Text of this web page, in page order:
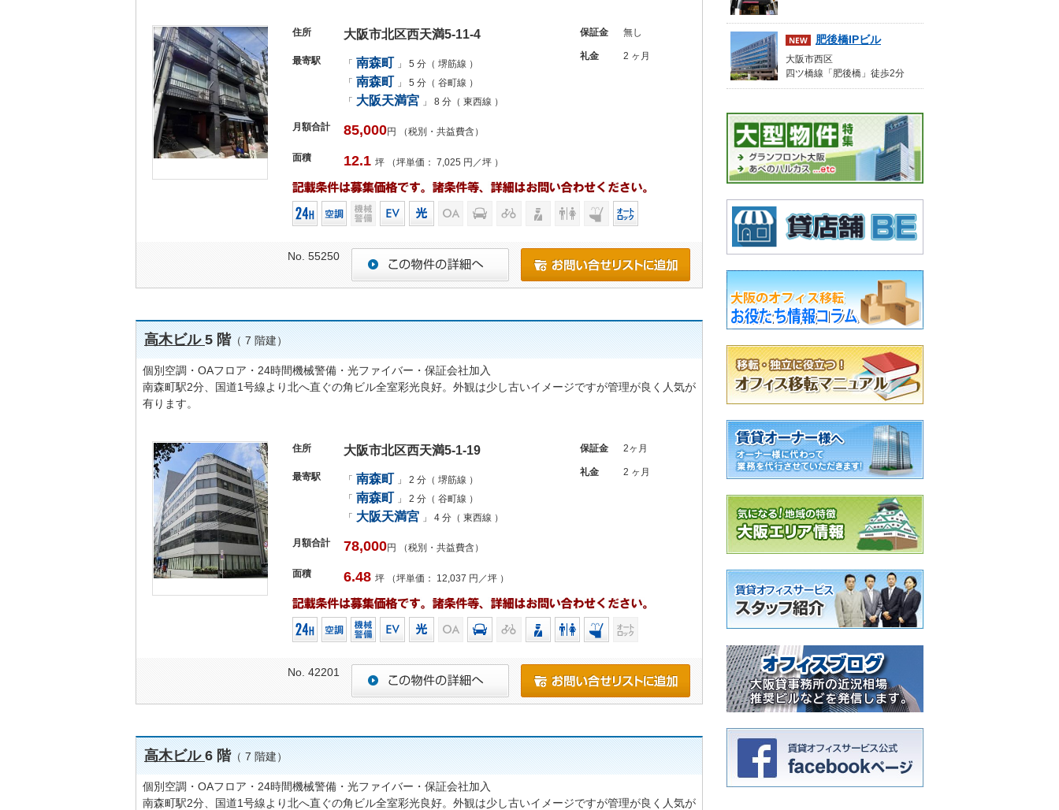
住所 大阪市北区西天満5-11-4
最寄駅 「 南森町 」 5 分（ 堺筋線 ）
「 南森町 」 5 分（ 谷町線 ）
「 大阪天満宮 」 8 分（ 東西線 ）
月額合計 85,000円 （税別・共益費含）
面積 12.1 坪 （坪単価： 7,025 円／坪 ）
保証金 無し
礼金 2 ヶ月
No. 55250
高木ビル5 階（ 7 階建）
個別空調・OAフロア・24時間機械警備・光ファイバー・保証会社加入
南森町駅2分、国道1号線より北へ直ぐの角ビル全室彩光良好。外観は少し古いイメージですが管理が良く人気が
有ります。
住所 大阪市北区西天満5-1-19
最寄駅 「 南森町 」 2 分（ 堺筋線 ）
「 南森町 」 2 分（ 谷町線 ）
「 大阪天満宮 」 4 分（ 東西線 ）
月額合計 78,000円 （税別・共益費含）
面積 6.48 坪 （坪単価： 12,037 円／坪 ）
保証金 2ヶ月
礼金 2 ヶ月
No. 42201
高木ビル6 階（ 7 階建）
個別空調・OAフロア・24時間機械警備・光ファイバー・保証会社加入
南森町駅2分、国道1号線より北へ直ぐの角ビル全室彩光良好。外観は少し古いイメージですが管理が良く人気が
肥後橋IPビル
大阪市西区
四ツ橋線「肥後橋」徒歩2分